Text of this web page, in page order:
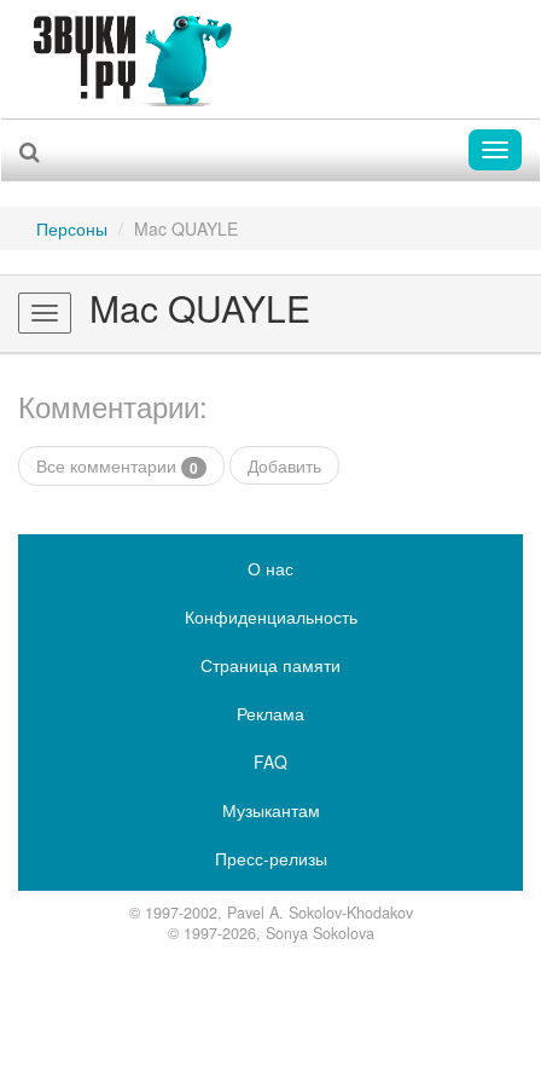
Персоны Mac QUAYLE
Toggle
navigation
Mac QUAYLE
Комментарии:
Все комментарии 0 Добавить
О нас
Конфиденциальность
Страница памяти
Реклама
FAQ
Музыкантам
Пресс-релизы
© 1997-2002, Pavel A. Sokolov-Khodakov
© 1997-2026, Sonya Sokolova